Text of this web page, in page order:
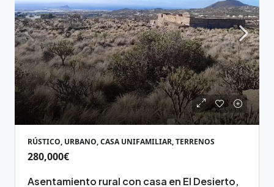
RÚSTICO, URBANO, CASA UNIFAMILIAR, TERRENOS
280,000€
Asentamiento rural con casa en El Desierto,